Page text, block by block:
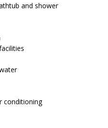
and shower
conditioning